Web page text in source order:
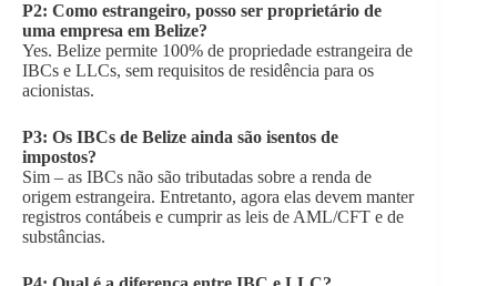
P2: Como estrangeiro, posso ser proprietário de
uma empresa em Belize?
Yes. Belize permite 100% de propriedade estrangeira de
IBCs e LLCs, sem requisitos de residência para os
acionistas.
P3: Os IBCs de Belize ainda são isentos de
impostos?
Sim – as IBCs não são tributadas sobre a renda de
origem estrangeira. Entretanto, agora elas devem manter
registros contábeis e cumprir as leis de AML/CFT e de
substâncias.